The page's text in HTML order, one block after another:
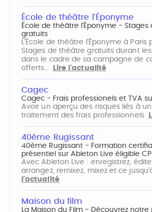
École de théâtre l'Éponyme
École de théâtre l'Éponyme - Stages
gratuits
L'École de théâtre l'Éponyme à Paris
Stages de théâtre gratuits durant
dans le cadre de sa campagne de
offerts…
Lire l'actualité
Cagec
Cagec - Frais professionels et TVA
Avoir un aperçu des risques liés à
traitement des frais professionnels
40ème Rugissant
40ème Rugissant - Formation
présentiel sur Ableton Live éligible
Avec Ableton Live : enregistrez,
arrangez, remixez, mixez et ce
l'actualité
Maison du film
La Maison du Film - Découvrez notre